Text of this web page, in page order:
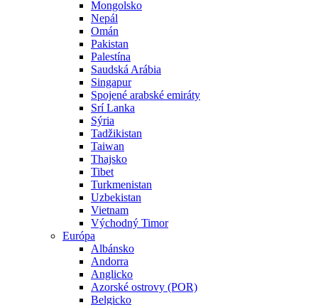
Mongolsko
Nepál
Omán
Pakistan
Palestína
Saudská Arábia
Singapur
Spojené arabské emiráty
Srí Lanka
Sýria
Tadžikistan
Taiwan
Thajsko
Tibet
Turkmenistan
Uzbekistan
Vietnam
Východný Timor
Európa
Albánsko
Andorra
Anglicko
Azorské ostrovy (POR)
Belgicko